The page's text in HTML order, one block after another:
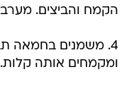
הקמח והביצים.
4. משמנים בחמאה
ומקמחים אותה